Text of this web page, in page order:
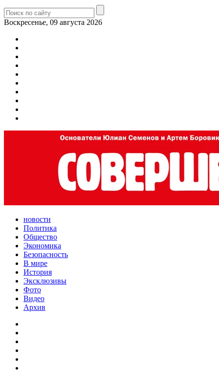
Воскресенье, 09 августа 2026
новости
Политика
Общество
Экономика
Безопасность
В мире
История
Эксклюзивы
Фото
Видео
Архив